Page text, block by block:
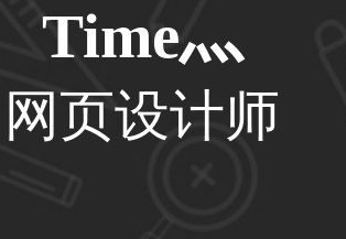
用户作
Time灬
网页设计师